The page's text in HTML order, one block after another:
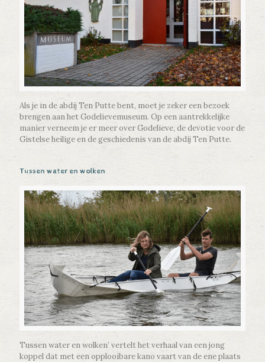
Als je in de abdij Ten Putte bent, moet je zeker een bezoek
brengen aan het Godelievemuseum. Op een aantrekkelijke
manier verneem je er meer over Godelieve, de devotie voor de
Gistelse heilige en de geschiedenis van de abdij Ten Putte.
Tussen water en wolken
Tussen water en wolken’ vertelt het verhaal van een jong
koppel dat met een opplooibare kano vaart van de ene plaats